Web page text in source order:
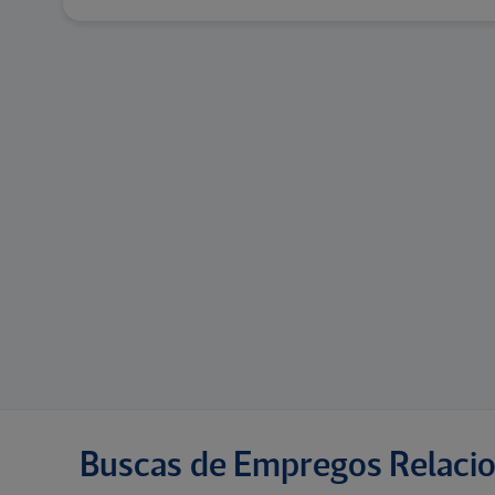
Buscas de Empregos